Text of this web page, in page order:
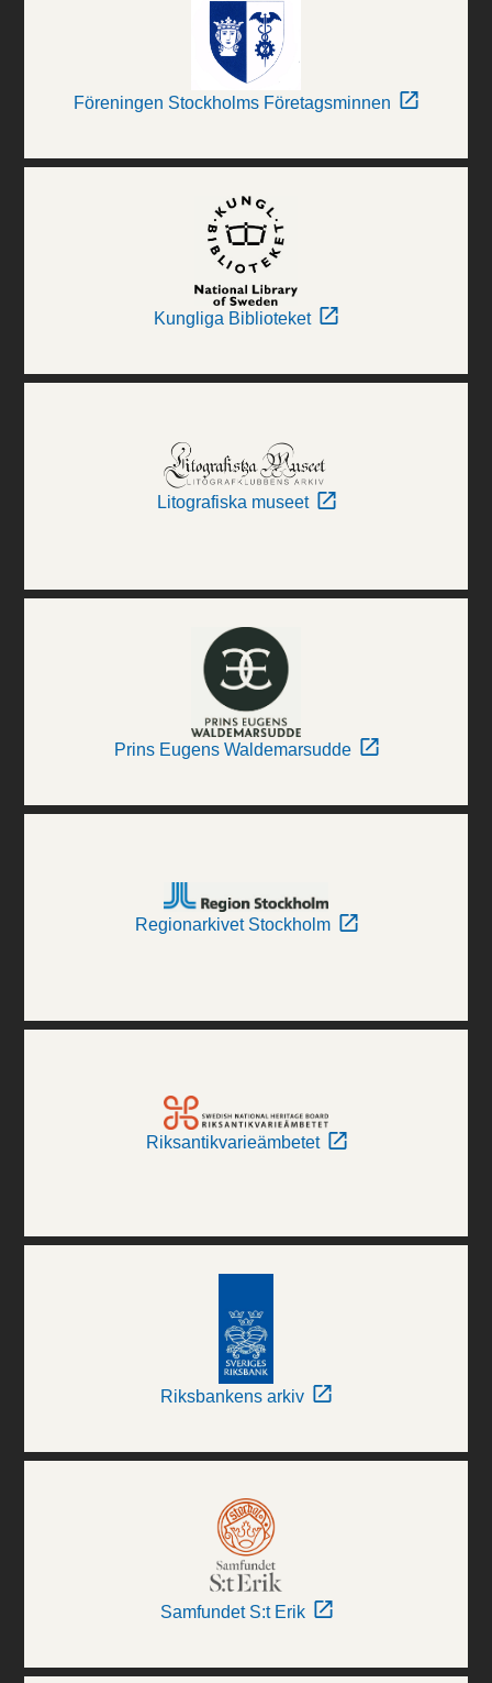
Föreningen Stockholms Företagsminnen
Kungliga Biblioteket
Litografiska museet
Prins Eugens Waldemarsudde
Regionarkivet Stockholm
Riksantikvarieämbetet
Riksbankens arkiv
Samfundet S:t Erik